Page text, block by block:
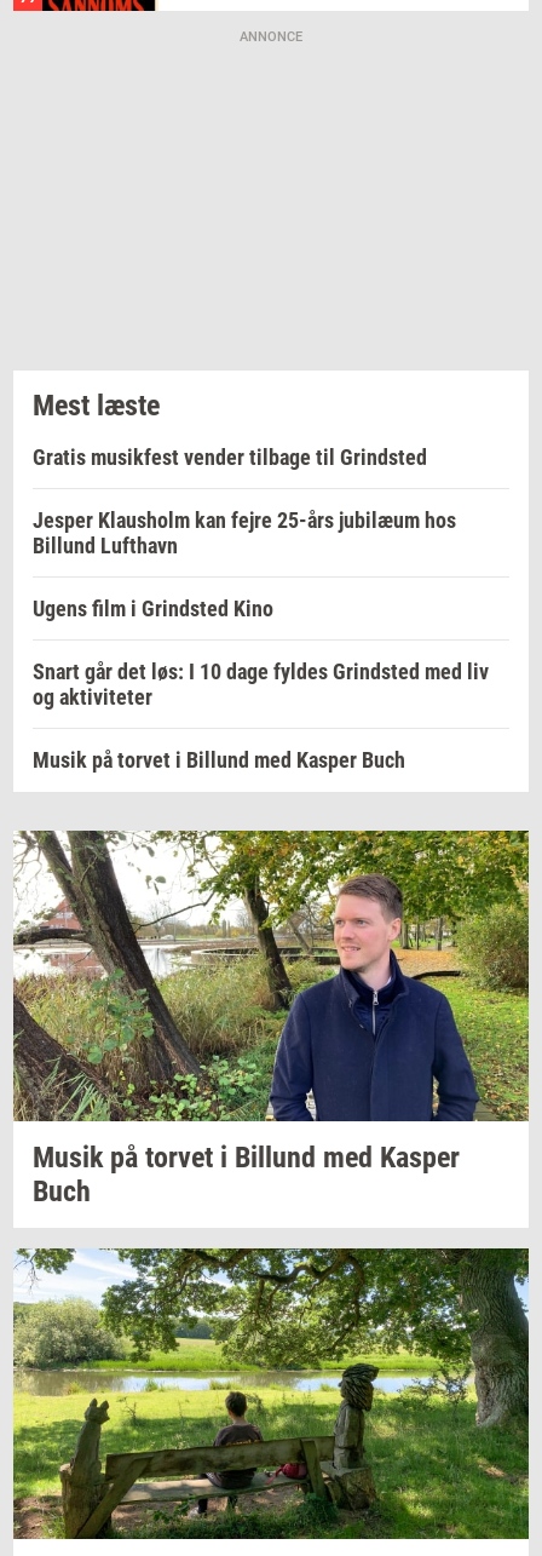
ANNONCE
Mest læste
Gratis musikfest vender tilbage til Grindsted
Jesper Klausholm kan fejre 25-års jubilæum hos
Billund Lufthavn
Ugens film i Grindsted Kino
Snart går det løs: I 10 dage fyldes Grindsted med liv
og aktiviteter
Musik på torvet i Billund med Kasper Buch
Musik på tor­vet i Bil­lund med Kas­per
Buch